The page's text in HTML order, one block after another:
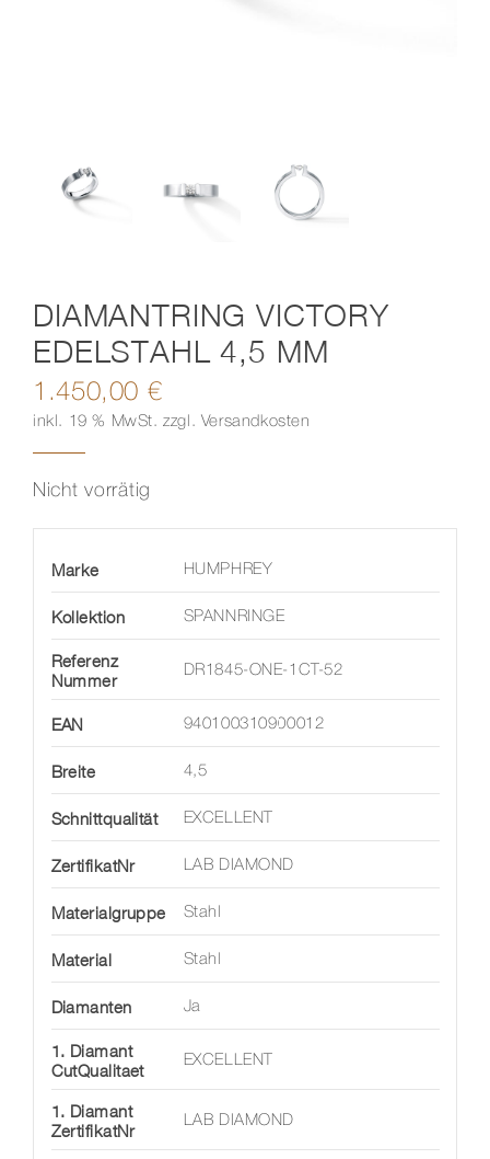
DIAMANTRING VICTORY
EDELSTAHL 4,5 MM
1.450,00 €
inkl. 19 % MwSt. zzgl. Versandkosten
Nicht vorrätig
Marke HUMPHREY
Kollektion SPANNRINGE
Referenz
Nummer
DR1845-ONE-1CT-52
EAN 940100310900012
Breite 4,5
Schnittqualität EXCELLENT
ZertifikatNr LAB DIAMOND
Materialgruppe Stahl
Material Stahl
Diamanten Ja
1. Diamant
CutQualitaet
EXCELLENT
1. Diamant
ZertifikatNr
LAB DIAMOND